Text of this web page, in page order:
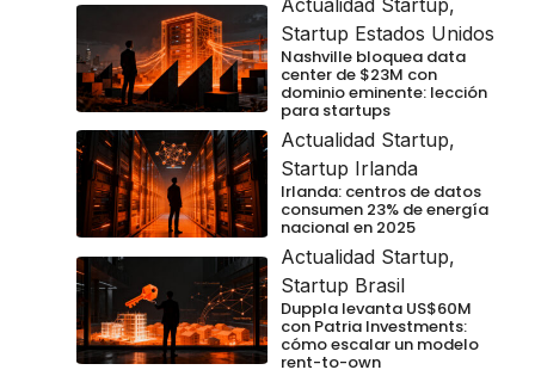
Actualidad Startup,
Startup Estados Unidos
Nashville bloquea data
center de $23M con
dominio eminente: lección
para startups
Actualidad Startup,
Startup Irlanda
Irlanda: centros de datos
consumen 23% de energía
nacional en 2025
Actualidad Startup,
Startup Brasil
Duppla levanta US$60M
con Patria Investments:
cómo escalar un modelo
rent-to-own